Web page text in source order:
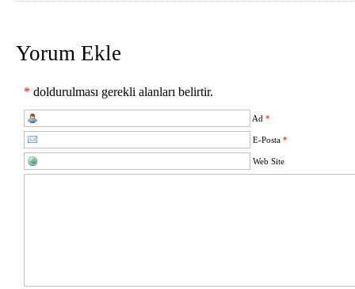
Yorum Ekle
* doldurulması gerekli alanları belirtir.
Ad *
E-Posta *
Web Site